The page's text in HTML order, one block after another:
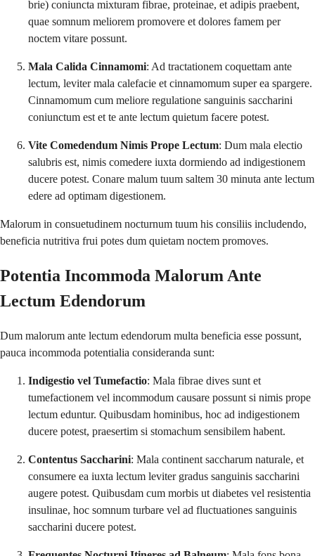
brie) coniuncta mixturam fibrae, proteinae, et adipis praebent,
quae somnum meliorem promovere et dolores famem per
noctem vitare possunt.
Mala Calida Cinnamomi: Ad tractationem coquettam ante
lectum, leviter mala calefacie et cinnamomum super ea spargere.
Cinnamomum cum meliore regulatione sanguinis saccharini
coniunctum est et te ante lectum quietum facere potest.
Vite Comedendum Nimis Prope Lectum: Dum mala electio
salubris est, nimis comedere iuxta dormiendo ad indigestionem
ducere potest. Conare malum tuum saltem 30 minuta ante lectum
edere ad optimam digestionem.
Malorum in consuetudinem nocturnum tuum his consiliis includendo,
beneficia nutritiva frui potes dum quietam noctem promoves.
Potentia Incommoda Malorum Ante
Lectum Edendorum
Dum malorum ante lectum edendorum multa beneficia esse possunt,
pauca incommoda potentialia consideranda sunt:
Indigestio vel Tumefactio: Mala fibrae dives sunt et
tumefactionem vel incommodum causare possunt si nimis prope
lectum eduntur. Quibusdam hominibus, hoc ad indigestionem
ducere potest, praesertim si stomachum sensibilem habent.
Contentus Saccharini: Mala continent saccharum naturale, et
consumere ea iuxta lectum leviter gradus sanguinis saccharini
augere potest. Quibusdam cum morbis ut diabetes vel resistentia
insulinae, hoc somnum turbare vel ad fluctuationes sanguinis
saccharini ducere potest.